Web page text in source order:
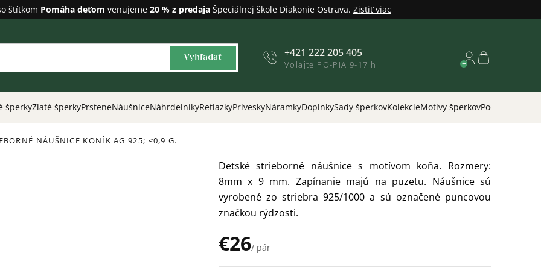
štítkom Pomáha deťom venujeme 20 % z predaja Špeciálnej škole Diakonie Ostrava. Zistiť viac
Vyhľadať +421 222 205 405
Volajte PO-PIA 9-17 h
Nákupný
šperkyZlaté šperkyPrsteneNáušniceNáhrdelníkyRetiazkyPríveskyNáramkyDoplnkySady šperkovKolekcieMotívy šperkovPodľa
NÁUŠNICE KONÍKAG 925; ≤0,9 G.
€26/ pár
Jednotková
cena:
Detské strieborné náušnice s motívom koňa. Rozmery:
8mm x 9 mm. Zapínanie majú na puzetu. Náušnice sú
vyrobené zo striebra 925/1000 a sú označené puncovou
značkou rýdzosti.